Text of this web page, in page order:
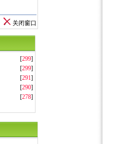
关闭窗口
[299]
[299]
[291]
[290]
[278]